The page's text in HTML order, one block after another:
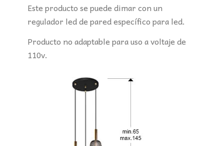
Este producto se puede dimar con un
regulador led de pared específico para led.
Producto no adaptable para uso a voltaje de
110v.